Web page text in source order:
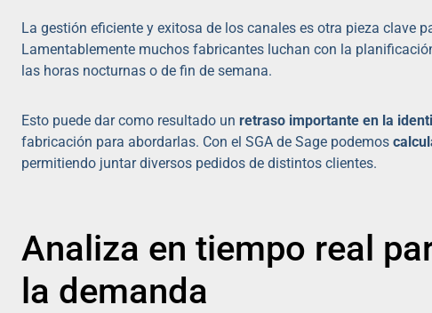
La gestión eficiente y exitosa de los canales es otra pieza clave
Lamentablemente muchos fabricantes luchan con la
las horas nocturnas o de fin de semana.
Esto puede dar como resultado un retraso importante en la
fabricación para abordarlas. Con el SGA de Sage podemos
permitiendo juntar diversos pedidos de distintos clientes.
Analiza en tiempo real
la demanda